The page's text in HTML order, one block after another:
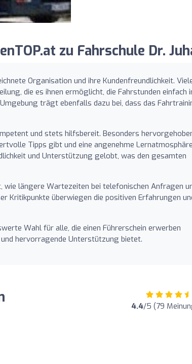
zu Fahrschule Dr.
Organisation und ihre Kundenfreundlichkeit.
die es ihnen ermöglicht, die Fahrstunden einfach
trägt ebenfalls dazu bei, dass das
und stets hilfsbereit. Besonders
Tipps gibt und eine angenehme
und Unterstützung gelobt, was den gesamten
wie längere Wartezeiten bei telefonischen Anfragen
Kritikpunkte überwiegen die positiven Erfahrungen
Wahl für alle, die einen Führerschein erwerben
hervorragende Unterstützung bietet.
4.4/5 (79